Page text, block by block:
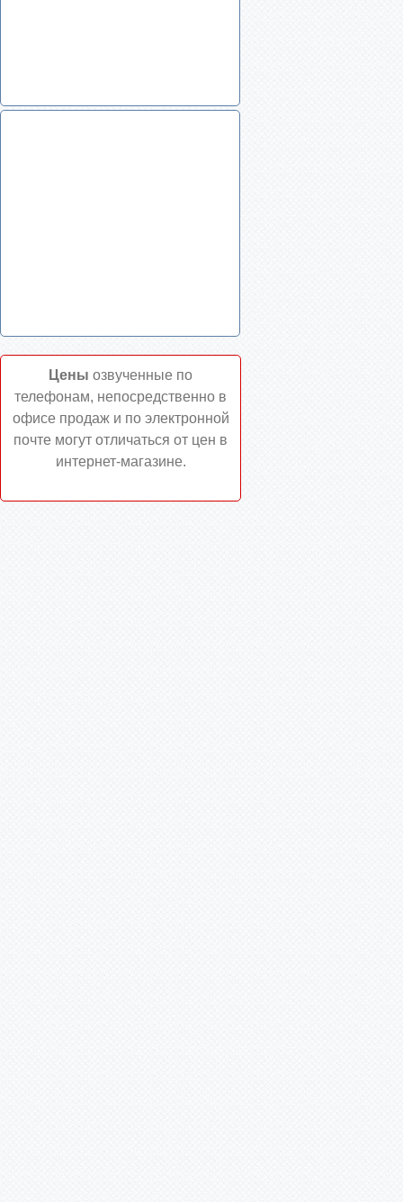
Цены озвученные по
телефонам, непосредственно в
офисе продаж и по электронной
почте могут отличаться от цен в
интернет-магазине.